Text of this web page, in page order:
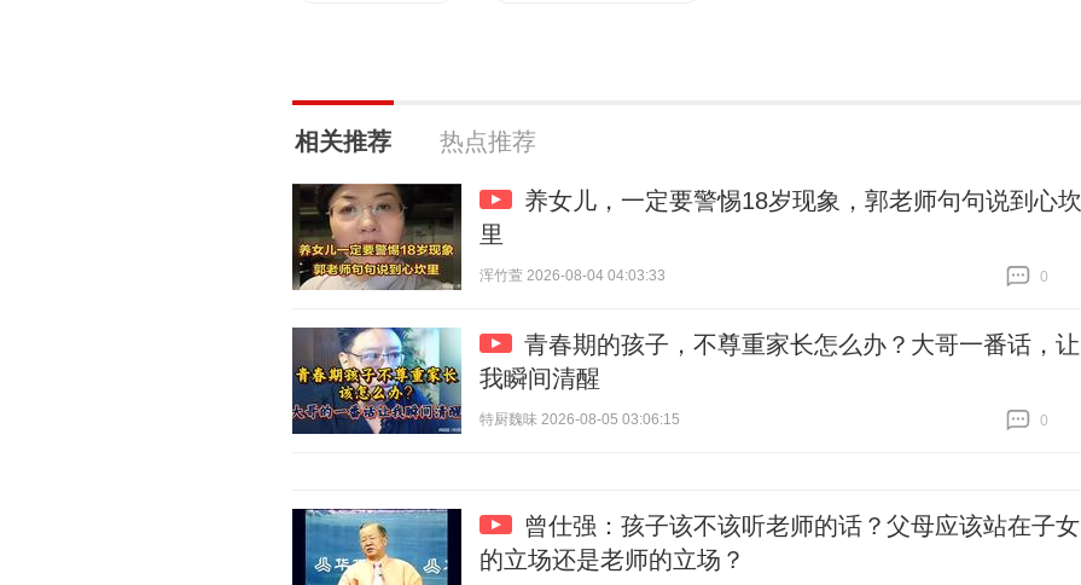
相关推荐 热点推荐
养女儿，一定要警惕18岁现象，郭老师句句说到心坎
里
浑竹萱 2026-08-04 04:03:33
0
青春期的孩子，不尊重家长怎么办？大哥一番话，让
我瞬间清醒
特厨魏味 2026-08-05 03:06:15
0
曾仕强：孩子该不该听老师的话？父母应该站在子女
的立场还是老师的立场？